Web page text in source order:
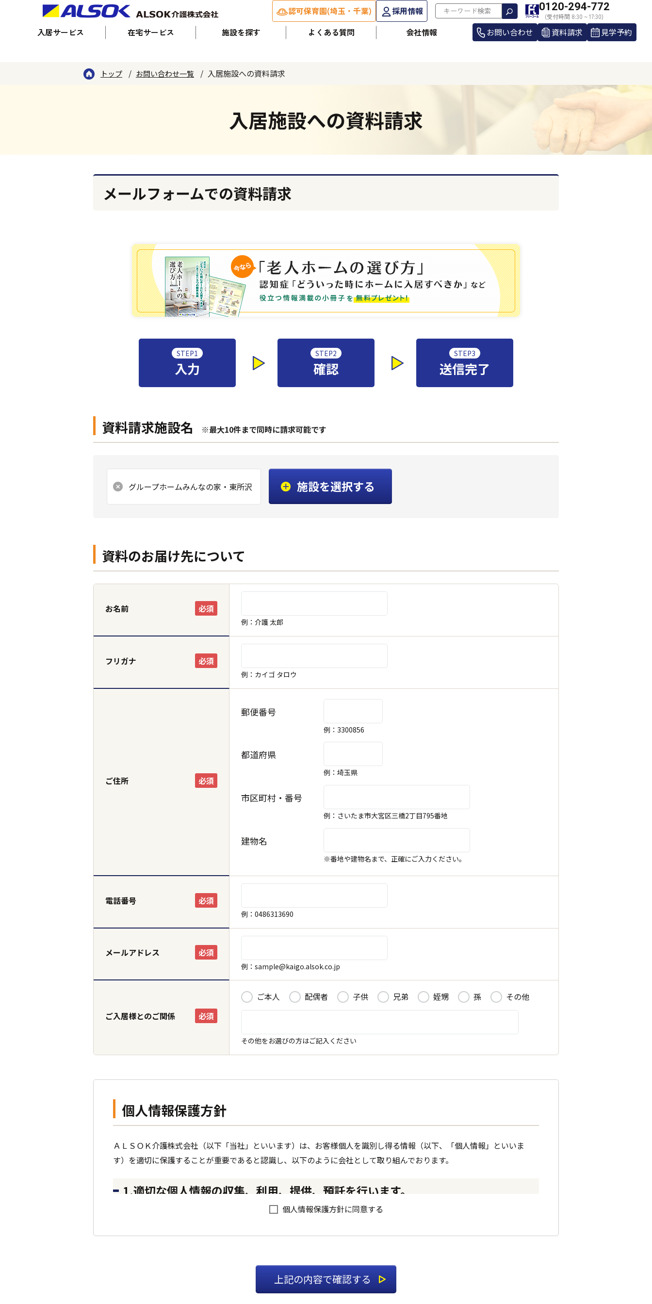
認可保育園(埼玉・千葉) 採用情報 0120-294-772
(受付時間 8:30 ~ 17:30)
入居サービス 在宅サービス 施設を探す よくある質問 会社情報 お問い合わせ 資料請求 見学予約
トップ お問い合わせ一覧 入居施設への資料請求
入居施設への資料請求
メールフォームでの資料請求
STEP1
入力
STEP2
確認
STEP3
送信完了
資料請求施設名 ※最大10件まで同時に請求可能です
グループホームみんなの家・東所沢 施設を選択する
市区町村
ホーム
資料のお届け先について
お名前 必須
例：介護 太郎
フリガナ 必須
例：カイゴ タロウ
ご住所 必須
郵便番号
例：3300856
都道府県
例：埼玉県
市区町村・番号
例：さいたま市大宮区三橋2丁目795番地
建物名
※番地や建物名まで、正確にご入力ください。
電話番号 必須
例：0486313690
メールアドレス 必須
例：sample@kaigo.alsok.co.jp
ご入居様とのご関係 必須
ご本人 配偶者 子供 兄弟 姪甥 孫 その他
その他をお選びの方はご記入ください
個人情報保護方針
ＡＬＳＯＫ介護株式会社（以下「当社」といいます）は、お客様個人を識別し得る情報（以下、「個人情報」といいま
す）を適切に保護することが重要であると認識し、以下のように会社として取り組んでおります。
1.適切な個人情報の収集、利用、提供、預託を行います。
います。そのため、個人情報の収集、利用、提供、預託などの管理ルールを明文化し、個人情報の適切な管理を行います。
法的な要請などによらない限り、お客様の事前承認なく第三者に開示・提供することはありません。また、お客様の個人
個人情報保護方針に同意する